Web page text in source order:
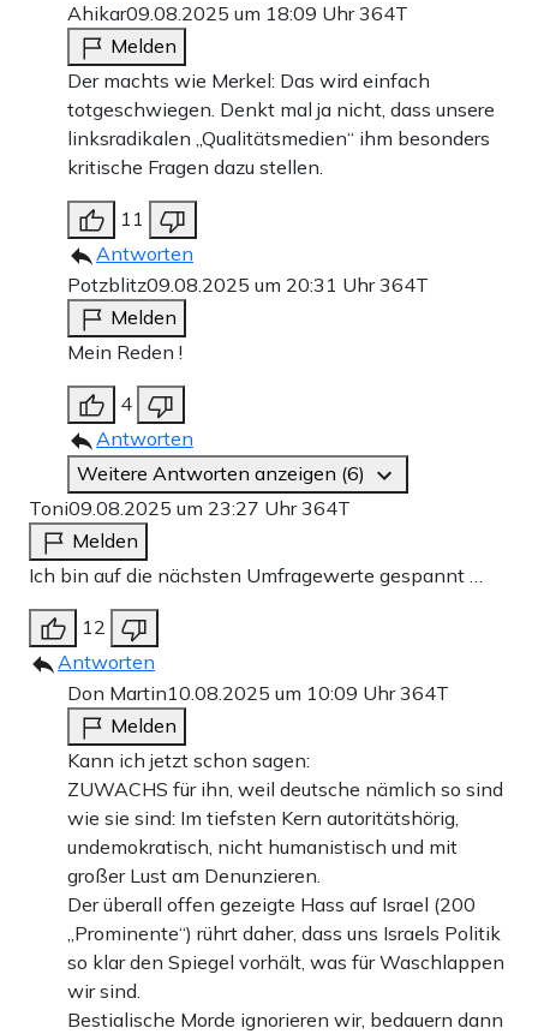
Ahikar09.08.2025 um 18:09 Uhr364T
Melden
Der machts wie Merkel: Das wird einfach
totgeschwiegen. Denkt mal ja nicht, dass unsere
linksradikalen „Qualitätsmedien“ ihm besonders
kritische Fragen dazu stellen.
11
Antworten
Potzblitz09.08.2025 um 20:31 Uhr364T
Melden
Mein Reden !
4
Antworten
Weitere Antworten anzeigen (6)
Toni09.08.2025 um 23:27 Uhr364T
Melden
Ich bin auf die nächsten Umfragewerte gespannt …
12
Antworten
Don Martin10.08.2025 um 10:09 Uhr364T
Melden
Kann ich jetzt schon sagen:
ZUWACHS für ihn, weil deutsche nämlich so sind
wie sie sind: Im tiefsten Kern autoritätshörig,
undemokratisch, nicht humanistisch und mit
großer Lust am Denunzieren.
Der überall offen gezeigte Hass auf Israel (200
„Prominente“) rührt daher, dass uns Israels Politik
so klar den Spiegel vorhält, was für Waschlappen
wir sind.
Bestialische Morde ignorieren wir, bedauern dann